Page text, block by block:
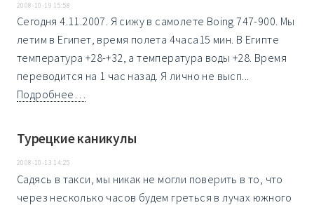
2008-10-19 15:58
Сегодня 4.11.2007. Я сижу в самолете Boing 747-900. Мы
летим в Египет, время полета 4часа15 мин. В Египте
температура +28-+32, а температура воды +28. Время
переводится на 1 час назад. Я лично не высп...
Подробнее…
Турецкие каникулы
2008-10-13 14:25
Садясь в такси, мы никак не могли поверить в то, что
через несколько часов будем греться в лучах южного